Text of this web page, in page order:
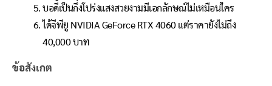
บอดี้เป็นกึ่งโปร่งแสงสวยงามมีเอกลักษณ์ไม่เหมือนใคร
ได้จีพียู NVIDIA GeForce RTX 4060 แต่ราคายังไม่ถึง
40,000 บาท
ข้อสังเกต